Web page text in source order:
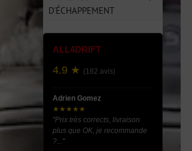
D'ÉCHAPPEMENT
ALL4DRIFT
4.9 ★ (182 avis)
Adrien Gomez
★★★★★
"Prix très corrects, livraison
plus que OK, je recommande
?..."